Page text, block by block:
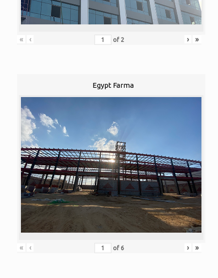
« ‹ of 2 › »
Egypt Farma
« ‹ of 6 › »